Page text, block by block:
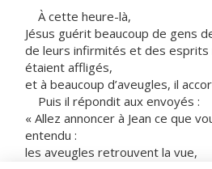
À cette heure-là,
Jésus guérit beaucoup de gens
de leurs infirmités et des esprits
étaient affligés,
et à beaucoup d’aveugles, il
Puis il répondit aux envoyés :
« Allez annoncer à Jean ce que
entendu :
les aveugles retrouvent la vue,